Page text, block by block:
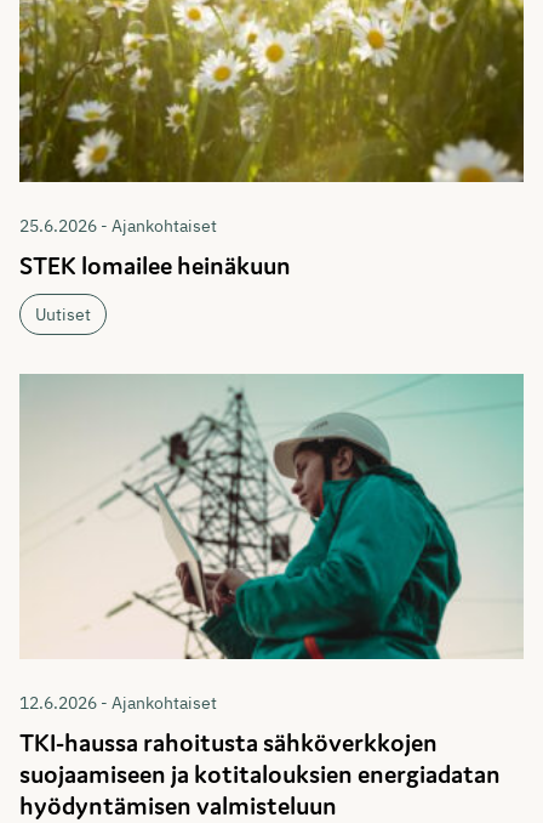
25.6.2026 - Ajankohtaiset
STEK lomailee heinäkuun
Uutiset
12.6.2026 - Ajankohtaiset
TKI-haussa rahoitusta sähköverkkojen
suojaamiseen ja kotitalouksien energiadatan
hyödyntämisen valmisteluun